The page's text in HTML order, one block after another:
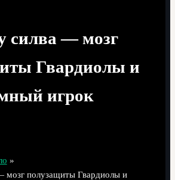
силва — мозг
Гвардиолы и
игрок
мозг полузащиты Гвардиолы и